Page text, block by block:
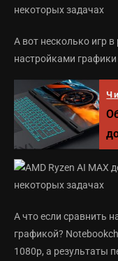
А вот несколько игр
настройками графики
А что если сравнить
графикой?
1080p, а результаты